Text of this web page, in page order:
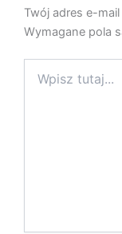
Twój adres e-
Wymagane pola
tutaj...